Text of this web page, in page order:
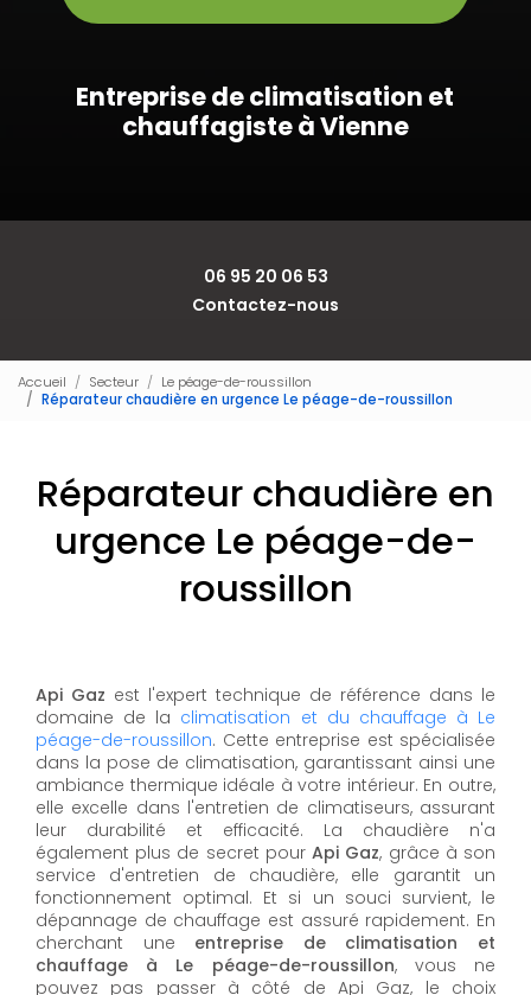
Entreprise de climatisation et
chauffagiste à Vienne
06 95 20 06 53
Contactez-nous
Accueil Secteur
Le péage-de-roussillon
Réparateur chaudière en urgence Le péage-de-roussillon
Réparateur chaudière en
urgence Le péage-de-
roussillon
Api Gaz est l'expert technique de référence dans le
domaine de la climatisation et du chauffage à Le
péage-de-roussillon. Cette entreprise est spécialisée
dans la pose de climatisation, garantissant ainsi une
ambiance thermique idéale à votre intérieur. En outre,
elle excelle dans l'entretien de climatiseurs, assurant
leur durabilité et efficacité. La chaudière n'a
également plus de secret pourApi Gaz, grâce à son
service d'entretien de chaudière, elle garantit un
fonctionnement optimal. Et si un souci survient, le
dépannage de chauffage est assuré rapidement. En
cherchant une entreprise de climatisation et
chauffage à Le péage-de-roussillon, vous ne
pouvez pas passer à côté de Api Gaz, le choix